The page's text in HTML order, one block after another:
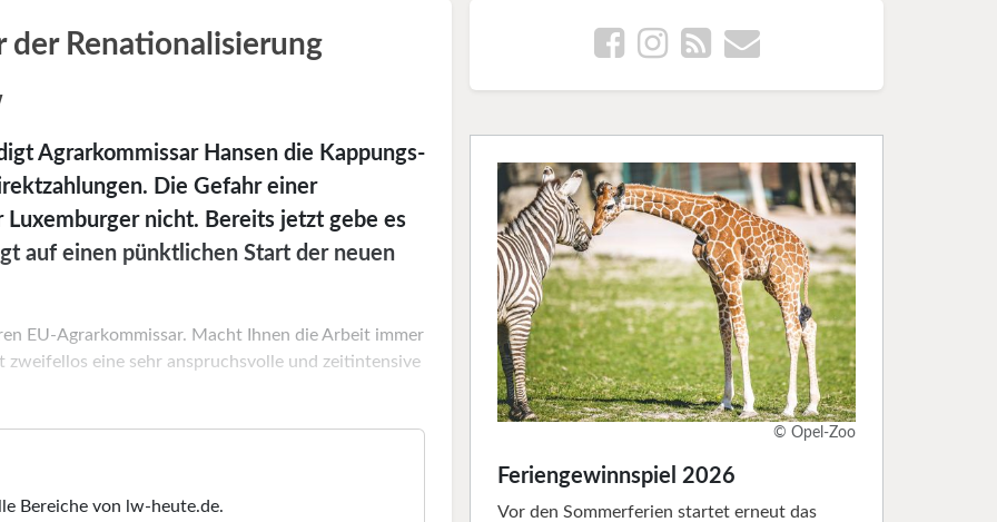
der Renationalisierung
Agrarkommissar Hansen die Kappungs-
Die Gefahr einer
Luxemburger nicht. Bereits jetzt gebe es
auf einen pünktlichen Start der neuen
EU-Agrarkommissar. Macht Ihnen die Arbeit immer
zweifellos eine sehr anspruchsvolle und zeitintensive
Bereiche von lw-heute.de.
© Opel-Zoo
Feriengewinnspiel 2026
Vor den Sommerferien startet erneut das